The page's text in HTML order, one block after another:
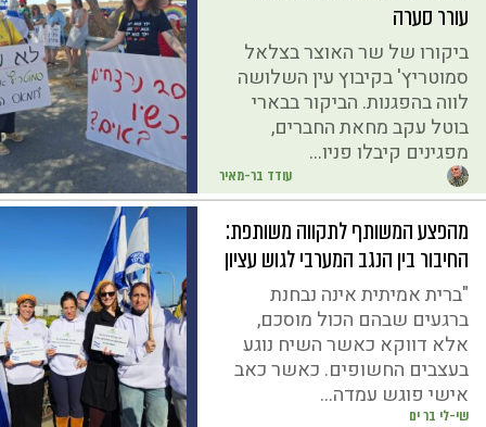
עודד בר-מאיר
עורר סערה
ביקורו של שר האוצר בצלאל
סמוטריץ' בקיבוץ עין השלושה
לווה בהפגנות. הביקור בבארי
בוטל עקב מחאת החברים,
מפגינים קיבלו פניו...
שי-לי בר ים
מהפצע המשותף לתקווה משותפת:
החיבור בין הנגב המערבי לגוש עציון
"ברית אמיתית אינה נבחנת
ברגעים שבהם הכול מוסכם,
אלא דווקא כאשר השיח נוגע
בעצבים החשופים. כאשר כאב
אישי פוגש עמדה...